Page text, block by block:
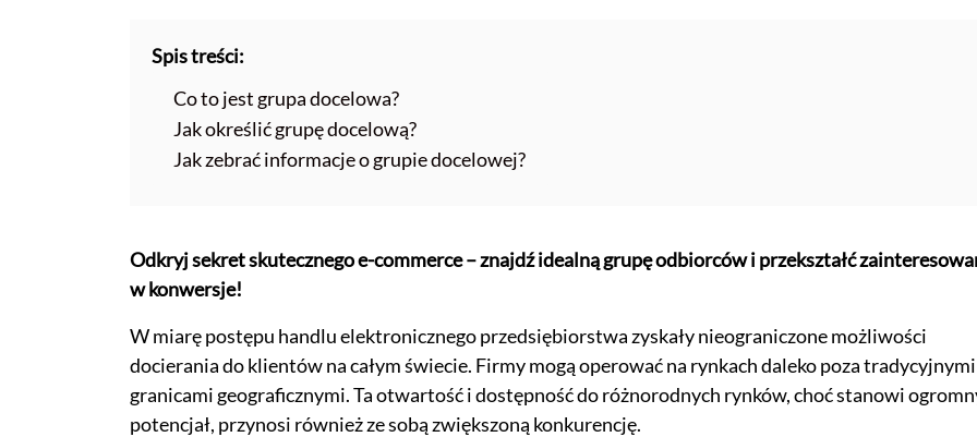
Spis treści:
Co to jest grupa docelowa?
Jak określić grupę docelową?
Jak zebrać informacje o grupie docelowej?
Odkryj sekret skutecznego e-commerce – znajdź idealną grupę odbiorców i przekształć
w konwersje!
W miarę postępu handlu elektronicznego przedsiębiorstwa zyskały nieograniczone możliwości
docierania do klientów na całym świecie. Firmy mogą operować na rynkach daleko poza tradycyjnymi
granicami geograficznymi. Ta otwartość i dostępność do różnorodnych rynków, choć stanowi
potencjał, przynosi również ze sobą zwiększoną konkurencję.